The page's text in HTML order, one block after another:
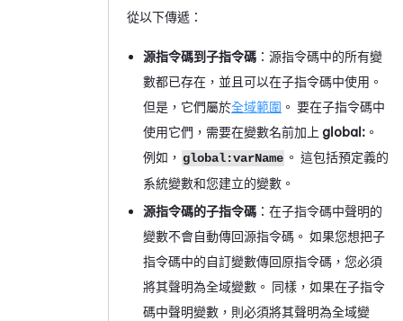
從以下傳遞：
源指令碼到子指令碼 ：源指令碼中的所有變
數都已存在，並且可以在子指令碼中使用。
但是，它們屬於全域範圍 。 要在子指令碼中
使用它們，需要在變數名前加上 global: 。
例如， global:varName 。 這包括預定義的
系統變數和您建立的變數。
源指令碼的子指令碼 ：在子指令碼中聲明的
變數不會自動傳回源指令碼。 如果您想把子
指令碼中的自訂變數傳回原指令碼，您必須
將其聲明為全域變數。 同樣，如果在子指令
碼中聲明變數，則必須將其聲明為全域變